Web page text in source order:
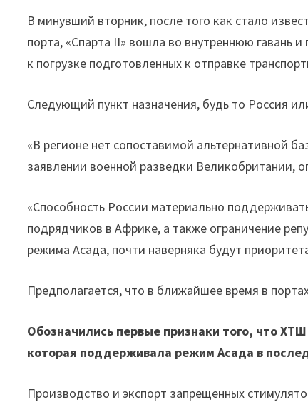
В минувший вторник, после того как стало
порта, «Спарта II» вошла во внутреннюю гавань
к погрузке подготовленных к отправке
Следующий пункт назначения, будь то Россия
«В регионе нет сопоставимой альтернативной
заявлении военной разведки Великобритании,
«Способность России материально
подрядчиков в Африке, а также ограничение
режима Асада, почти наверняка будут
Предполагается, что в ближайшее время в
Обозначились первые признаки того, что
которая поддерживала режим Асада в
Производство и экспорт запрещенных